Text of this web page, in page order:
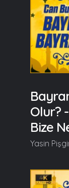
Olur?
Bize